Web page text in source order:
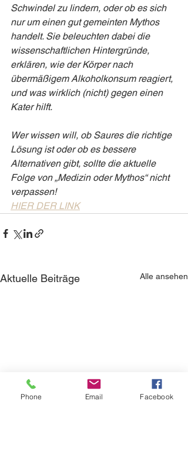
Schwindel zu lindern, oder ob es sich
nur um einen gut gemeinten Mythos
handelt. Sie beleuchten dabei die
wissenschaftlichen Hintergründe,
erklären, wie der Körper nach
übermäßigem Alkoholkonsum reagiert,
und was wirklich (nicht) gegen einen
Kater hilft.
Wer wissen will, ob Saures die richtige
Lösung ist oder ob es bessere
Alternativen gibt, sollte die aktuelle
Folge von „Medizin oder Mythos“ nicht
verpassen!
HIER DER LINK
Aktuelle Beiträge Alle ansehen
Phone Email Facebook